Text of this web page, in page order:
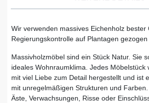
Wir verwenden massives Eichenholz bester
Regierungskontrolle auf Plantagen gezogen
Massivholzmöbel sind ein Stück Natur. Sie
ideales Wohnraumklima. Jedes Möbelstück
mit viel Liebe zum Detail hergestellt und ist
mit unregelmäßigen Strukturen und Farben.
Äste, Verwachsungen, Risse oder